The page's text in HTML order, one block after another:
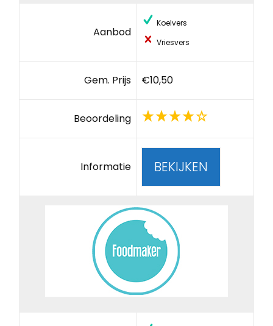
Aanbod
Koelvers
Vriesvers
Gem. Prijs €10,50
Beoordeling
Informatie BEKIJKEN